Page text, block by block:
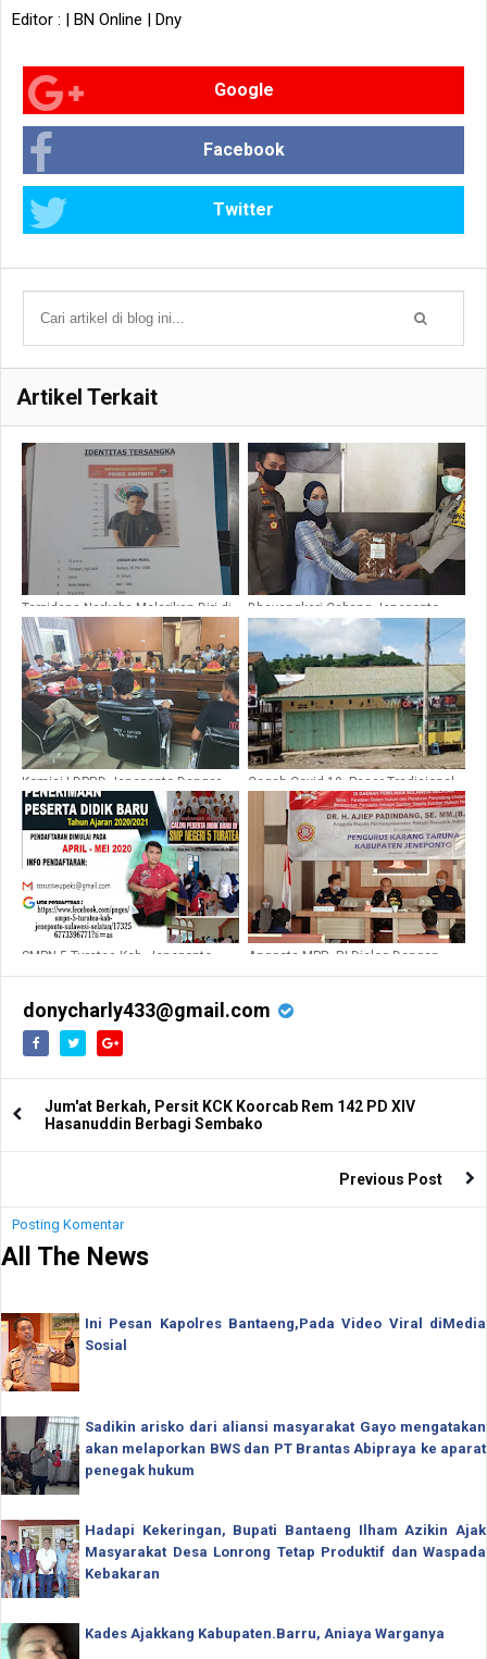
Editor : | BN Online | Dny
Google
Facebook
Twitter
Artikel Terkait
Terpidana Narkoba Melarikan Diri di
Rutan Jeneponto Saat Ditangkap
Melawan Petugas Pelaku
Tertembak Hingga Tewas
Bhayangkari Cabang Jeneponto
Bagikan Tali Asih ke Personel
Polres Jeneponto
Komisi I DPRD Jeneponto Dengar
Pendapat Dengan Amuba Bangkala
Cegah Covid 19, Pasar Tradisional
Bululoe Mulai Ditutup
SMPN 5 Turatea Kab. Jeneponto
Anggota MPR- RI Dialog Dengan
donycharly433@gmail.com
Jum'at Berkah, Persit KCK Koorcab Rem 142 PD XIV
Hasanuddin Berbagi Sembako
Previous Post
Posting Komentar
All The News
Ini Pesan Kapolres Bantaeng,Pada Video Viral diMedia
Sosial
Sadikin arisko dari aliansi masyarakat Gayo mengatakan
akan melaporkan BWS dan PT Brantas Abipraya ke aparat
penegak hukum
Hadapi Kekeringan, Bupati Bantaeng Ilham Azikin Ajak
Masyarakat Desa Lonrong Tetap Produktif dan Waspada
Kebakaran
Kades Ajakkang Kabupaten.Barru, Aniaya Warganya